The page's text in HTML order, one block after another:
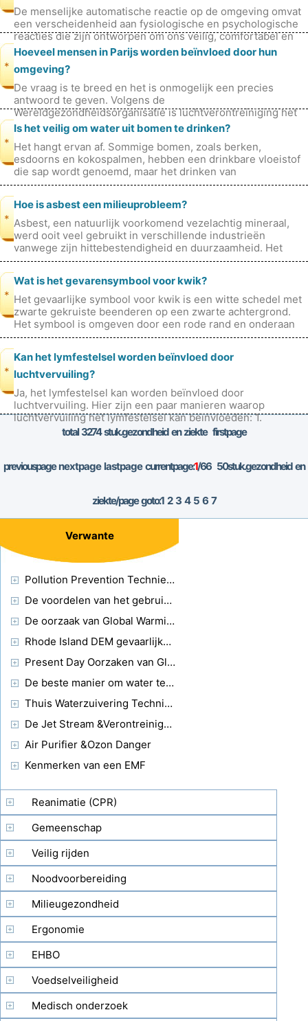
De menselijke automatische reactie op de omgeving omvat
een verscheidenheid aan fysiologische en psychologische
reacties die zijn ontworpen om ons veilig, comfortabel en
gezond te houden. De
*
Hoeveel mensen in Parijs worden beïnvloed door hun
omgeving?
De vraag is te breed en het is onmogelijk een precies
antwoord te geven. Volgens de
Wereldgezondheidsorganisatie is luchtverontreiniging het
grootste milieurisico voor de gezondheid. In 2016
*
Is het veilig om water uit bomen te drinken?
Het hangt ervan af. Sommige bomen, zoals berken,
esdoorns en kokospalmen, hebben een drinkbare vloeistof
die sap wordt genoemd, maar het drinken van
verontreinigde vloeistof kan tot ernstige
*
Hoe is asbest een milieuprobleem?
Asbest, een natuurlijk voorkomend vezelachtig mineraal,
werd ooit veel gebruikt in verschillende industrieën
vanwege zijn hittebestendigheid en duurzaamheid. Het
wijdverbreide gebruik ervan
*
Wat is het gevarensymbool voor kwik?
Het gevaarlijke symbool voor kwik is een witte schedel met
zwarte gekruiste beenderen op een zwarte achtergrond.
Het symbool is omgeven door een rode rand en onderaan
staan ​​de woorden Kwik
*
Kan het lymfestelsel worden beïnvloed door
luchtvervuiling?
Ja, het lymfestelsel kan worden beïnvloed door
luchtvervuiling. Hier zijn een paar manieren waarop
luchtvervuiling het lymfestelsel kan beïnvloeden: 1.
Inademing van verontreinigende stoffe
total3274stuk.gezondheid en ziekte firstpage
previouspagenextpage lastpagecurrentpage:1/66 50stuk.gezondheid en
ziekte/page goto:1 2 3 4 5 6 7
Verwante
Pollution Prevention Technieken
De voordelen van het gebruik van de wind voor elektriciteit
De oorzaak van Global Warming
Rhode Island DEM gevaarlijke stoffen en gevaarlijke afvalstoffen Voorschriften
Present Day Oorzaken van Global Warming
De beste manier om water te zuiveren
Thuis Waterzuivering Technieken
De Jet Stream &Verontreinigende stoffen
Air Purifier &Ozon Danger
Kenmerken van een EMF
Reanimatie (CPR)
Gemeenschap
Veilig rijden
Noodvoorbereiding
Milieugezondheid
Ergonomie
EHBO
Voedselveiligheid
Medisch onderzoek